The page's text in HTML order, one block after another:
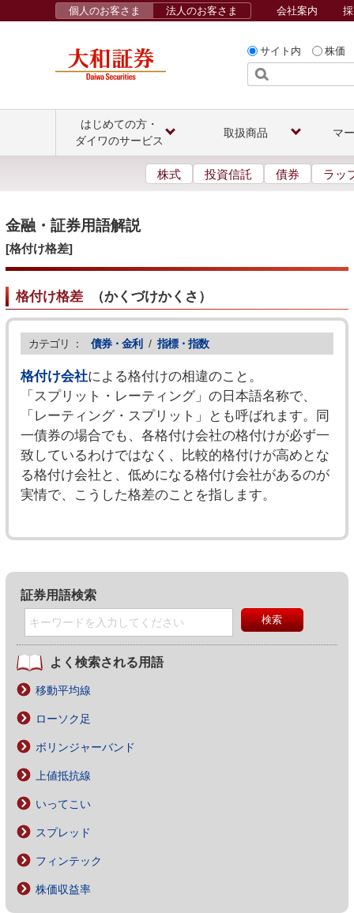
サイト内 株価
個人のお客さま 法人のお客さま 会社案内
はじめての方・
ダイワのサービス
取扱商品 マ
株式 投資信託 債券 ラッ
金融・証券用語解説
[格付け格差]
格付け格差（かくづけかくさ ）
カテゴリ ： 債券・金利 / 指標・指数
格付け会社による格付けの相違のこと。
「スプリット・レーティング」の日本語名称で、
「レーティング・スプリット」とも呼ばれます。同
一債券の場合でも、各格付け会社の格付けが必ず一
致しているわけではなく、比較的格付けが高めとな
る格付け会社と、低めになる格付け会社があるのが
実情で、こうした格差のことを指します。
証券用語検索
よく検索される用語
移動平均線
ローソク足
ボリンジャーバンド
上値抵抗線
いってこい
スプレッド
フィンテック
株価収益率